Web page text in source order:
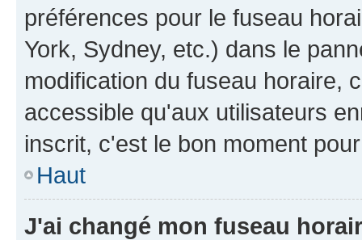
préférences pour le fuseau
York, Sydney, etc.) dans le
modification du fuseau horaire,
accessible qu'aux utilisateurs
inscrit, c'est le bon moment
Haut
J'ai changé mon fuseau